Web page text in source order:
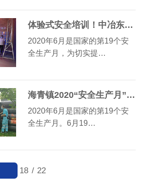
体验式安全培训！中冶东方走进专业场馆开展应急安全培训
2020年6月是国家的第19个安
全生产月，为切实提…
海青镇2020“安全生产月”安全培训活动
2020年6月是国家的第19个安
全生产月。6月19…
18 / 22